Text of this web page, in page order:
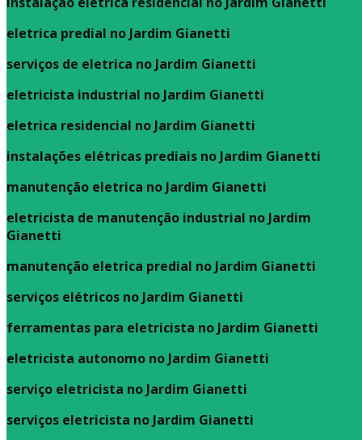
eletrica predial no Jardim Gianetti
serviços de eletrica no Jardim Gianetti
eletricista industrial no Jardim Gianetti
eletrica residencial no Jardim Gianetti
instalações elétricas prediais no Jardim Gianetti
manutenção eletrica no Jardim Gianetti
eletricista de manutenção industrial no Jardim
Gianetti
manutenção eletrica predial no Jardim Gianetti
serviços elétricos no Jardim Gianetti
ferramentas para eletricista no Jardim Gianetti
eletricista autonomo no Jardim Gianetti
serviço eletricista no Jardim Gianetti
serviços eletricista no Jardim Gianetti